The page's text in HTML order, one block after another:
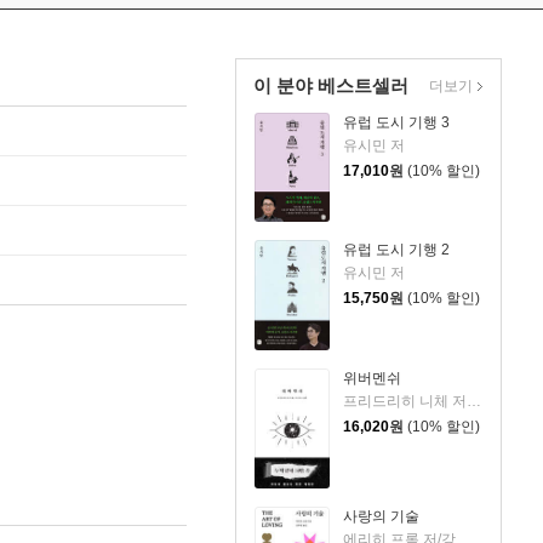
이 분야 베스트셀러
유럽 도시 기행 3
유시민 저
17,010원 (10% 할인)
유럽 도시 기행 2
유시민 저
15,750원 (10% 할인)
위버멘쉬
프리드리히 니체 저/어나니머스 역
16,020원 (10% 할인)
사랑의 기술
더보기